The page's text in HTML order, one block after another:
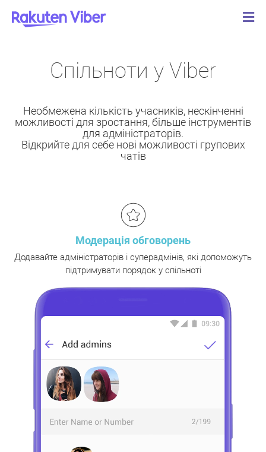
Спільноти у Viber
Необмежена кількість учасників, нескінченні
можливості для зростання, більше інструментів
для адміністраторів.
Відкрийте для себе нові можливості групових
чатів
Модерація обговорень
Додавайте адміністраторів і суперадмінів, які допоможуть
підтримувати порядок у спільноті